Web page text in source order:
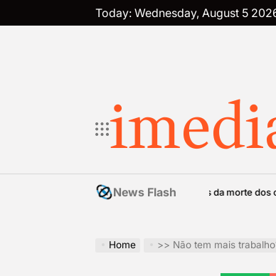
to
Today: Wednesday, August 5
News Flash
Tanatopolítica: regulamentos ocultos da morte dos outros –
Home >> Não tem mais trabalho?